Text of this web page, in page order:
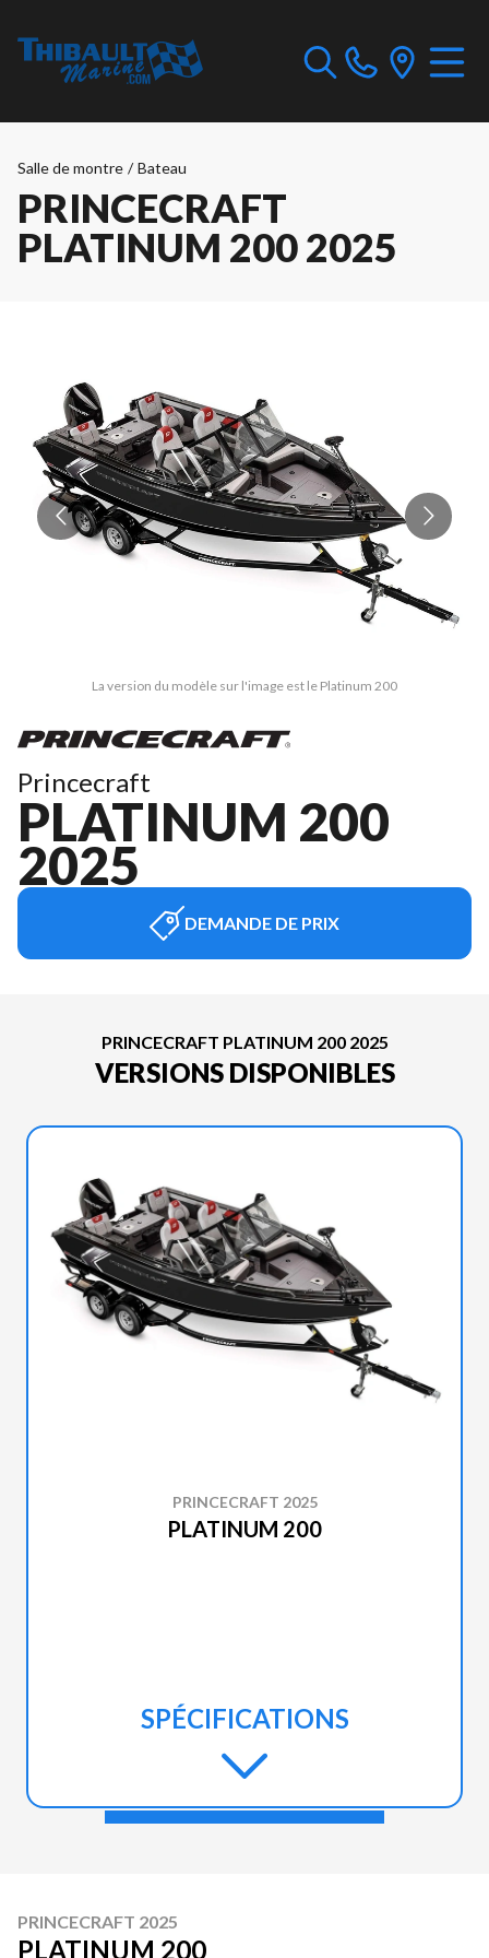
Salle de montre / Bateau
PRINCECRAFT
PLATINUM 200 2025
La version du modèle sur l'image est le Platinum 200
Princecraft
PLATINUM 200
2025
DEMANDE DE PRIX
PRINCECRAFT PLATINUM 200 2025
VERSIONS DISPONIBLES
PRINCECRAFT 2025
PLATINUM 200
SPÉCIFICATIONS
PRINCECRAFT 2025
PLATINUM 200